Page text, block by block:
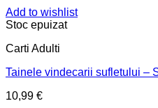
Add to wishlist
Stoc epuizat
Carti Adulti
Tainele vindecarii sufletului –
10,99 €